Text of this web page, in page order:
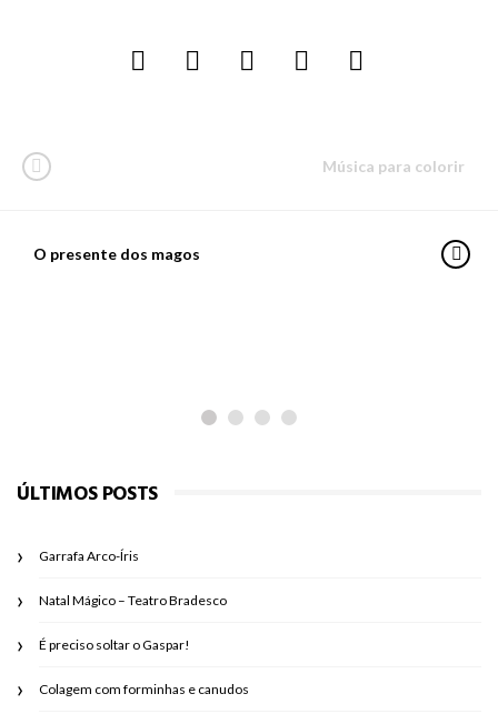
Música para colorir
O presente dos magos
PARA LER
ÚLTIMOS POSTS
Garrafa Arco-Íris
Natal Mágico – Teatro Bradesco
É preciso soltar o Gaspar!
Colagem com forminhas e canudos